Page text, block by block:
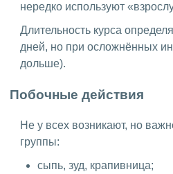
нередко используют
Длительность курса
дней, но при осложнённых
дольше).
Побочные действия
Не у всех возникают, но
группы:
сыпь, зуд, крапивница;